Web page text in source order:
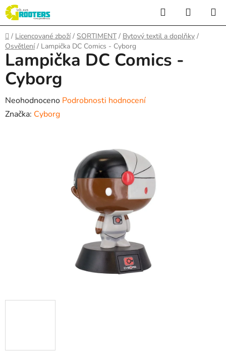
Přejít
na
obsah
Hledat
KOŠÍK
Domů
/ Licencované zboží / SORTIMENT / Bytový textil a doplňky /
Osvětlení / Lampička DC Comics - Cyborg
Lampička DC Comics -
Cyborg
Průměrné
hodnocení
Neohodnoceno Podrobnosti hodnocení
Značka: Cyborg